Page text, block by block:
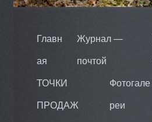
Главн
ая
Журнал —
почтой
ТОЧКИ
ПРОДАЖ
Фотогале
реи